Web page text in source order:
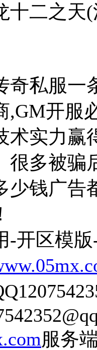
十二之天
奇私服一
,GM开服
术实力赢
很多被骗
少钱广告
-开区模
服务